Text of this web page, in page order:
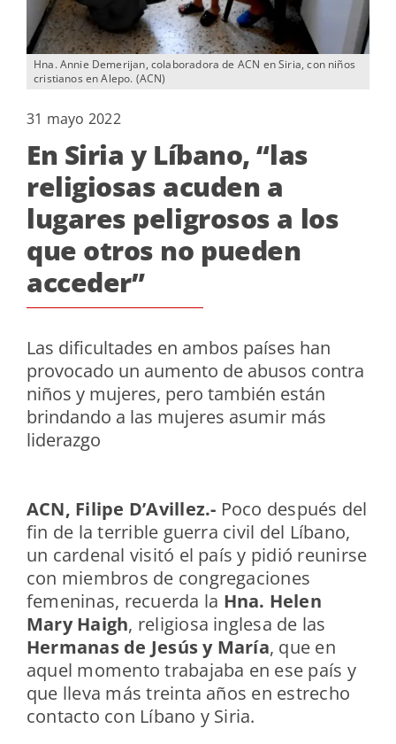
Hna. Annie Demerijan, colaboradora de ACN en Siria, con niños
cristianos en Alepo. (ACN)
31 mayo 2022
En Siria y Líbano, “las
religiosas acuden a
lugares peligrosos a los
que otros no pueden
acceder”
Las dificultades en ambos países han
provocado un aumento de abusos contra
niños y mujeres, pero también están
brindando a las mujeres asumir más
liderazgo
ACN, Filipe D’Avillez.- Poco después del
fin de la terrible guerra civil del Líbano,
un cardenal visitó el país y pidió reunirse
con miembros de congregaciones
femeninas, recuerda la Hna. Helen
Mary Haigh, religiosa inglesa de las
Hermanas de Jesús y María, que en
aquel momento trabajaba en ese país y
que lleva más treinta años en estrecho
contacto con Líbano y Siria.